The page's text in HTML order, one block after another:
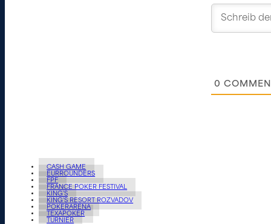
0
CASH GAME
EURROUNDERS
FPF
FRANCE POKER FESTIVAL
KING'S
KING'S RESORT ROZVADOV
POKERARENA
TEXAPOKER
TURNIER